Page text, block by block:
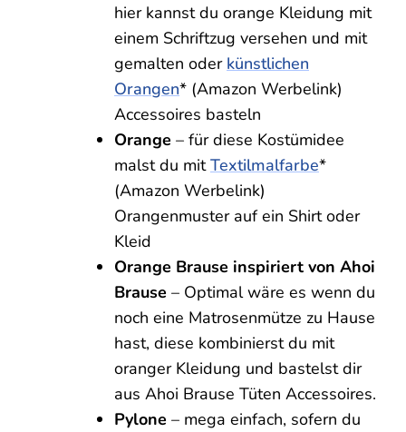
hier kannst du orange Kleidung mit
einem Schriftzug versehen und mit
gemalten oder künstlichen
Orangen* (Amazon Werbelink)
Accessoires basteln
Orange – für diese Kostümidee
malst du mitTextilmalfarbe*
(Amazon Werbelink)
Orangenmuster auf ein Shirt oder
Kleid
Orange Brause inspiriert von Ahoi
Brause – Optimal wäre es wenn du
noch eine Matrosenmütze zu Hause
hast, diese kombinierst du mit
oranger Kleidung und bastelst dir
aus Ahoi Brause Tüten Accessoires.
Pylone – mega einfach, sofern du